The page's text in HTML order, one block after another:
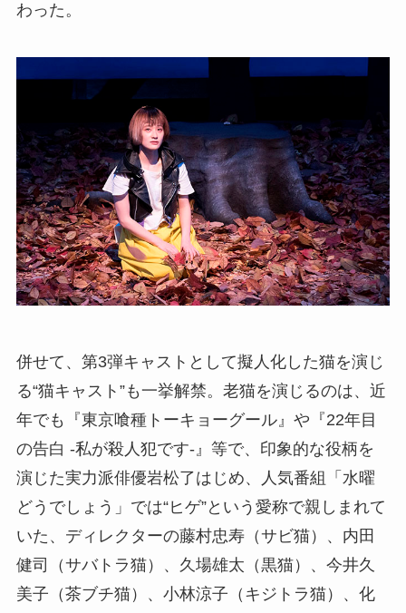
わった。
併せて、第3弾キャストとして擬人化した猫を演じ
る“猫キャスト”も一挙解禁。老猫を演じるのは、近
年でも『東京喰種トーキョーグール』や『22年目
の告白 -私が殺人犯です-』等で、印象的な役柄を
演じた実力派俳優岩松了はじめ、人気番組「水曜
どうでしょう」では“ヒゲ”という愛称で親しまれて
いた、ディレクターの藤村忠寿（サビ猫）、内田
健司（サバトラ猫）、久場雄太（黒猫）、今井久
美子（茶ブチ猫）、小林涼子（キジトラ猫）、化